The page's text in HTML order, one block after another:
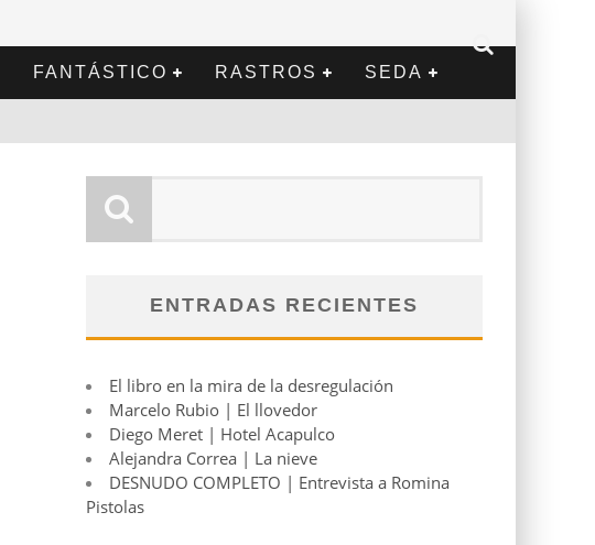
FANTÁSTICO RASTROS SEDA
ENTRADAS RECIENTES
El libro en la mira de la desregulación
Marcelo Rubio | El llovedor
Diego Meret | Hotel Acapulco
Alejandra Correa | La nieve
DESNUDO COMPLETO | Entrevista a Romina
Pistolas